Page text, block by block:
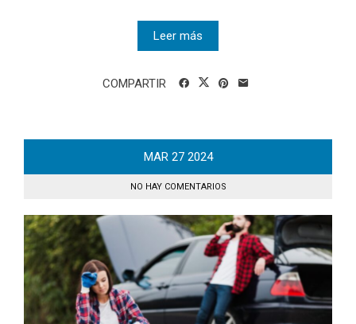
Leer más
COMPARTIR
MAR 27 2024
NO HAY COMENTARIOS